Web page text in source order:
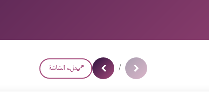
- / - ملء الشاشة